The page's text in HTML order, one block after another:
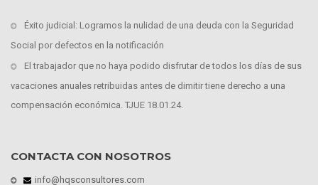
Éxito judicial: Logramos la nulidad de una deuda con la Seguridad
Social por defectos en la notificación
El trabajador que no haya podido disfrutar de todos los días de sus
vacaciones anuales retribuidas antes de dimitir tiene derecho a una
compensación económica. TJUE 18.01.24.
CONTACTA CON NOSOTROS
info@hqsconsultores.com